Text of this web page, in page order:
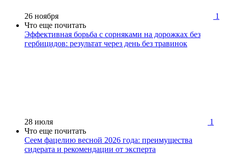
26 ноября
1
Что еще почитать
Эффективная борьба с сорняками на дорожках без
гербицидов: результат через день без травинок
28 июля
1
Что еще почитать
Сеем фацелию весной 2026 года: преимущества
сидерата и рекомендации от эксперта